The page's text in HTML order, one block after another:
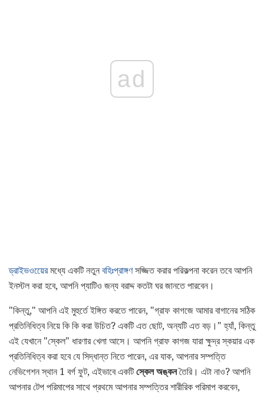
ad
ড্রাইভওয়েেরমধ্যে একটি নতুন বহিঃপ্রাঙ্গণসজ্জিত করার পরিকল্পনা করেন তবে আপনি
ইনস্টল করা হবে, আপনি প্যাটিও জন্য বরাদ্দ কতটা ঘর জানতে পারবেন।
"কিন্তু," আপনি এই মুহুর্তে ইঙ্গিত করতে পারেন, "গ্রাফ কাগজে আমার বাগানের সঠিক
প্রতিনিধিত্ব নিয়ে কি কি করা উচিত? একটি এত ছোট, অন্যটি এত বড়।" হ্যাঁ, কিন্তু
এই যেখানে "স্কেল" ধারণার খেলা আসে। আপনি গ্রাফ কাগজ যারা ক্ষুদ্র স্কয়ার এক
প্রতিনিধিত্ব করা হবে যে সিদ্ধান্ত নিতে পারেন, এর যাক, আপনার সম্পত্তি
নেভিগেশন স্থান 1 বর্গ ফুট, এইভাবে একটিস্কেল অঙ্কনতৈরি। এটা নাও? আপনি
আপনার টেপ পরিমাপের সাথে প্রথমে আপনার সম্পত্তির শারীরিক পরিমাপ করবেন,